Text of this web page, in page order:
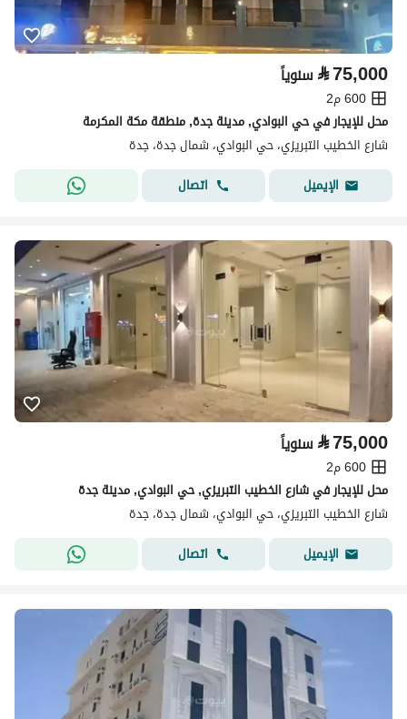
⃁75,000 سنوياً
600 م2
محل للإيجار في حي البوادي, مدينة جدة, منطقة مكة المكرمة
شارع الخطيب التبريزي، حي البوادي، شمال جدة، جدة
الإيميل
اتصال
⃁75,000 سنوياً
600 م2
محل للإيجار في شارع الخطيب التبريزي, حي البوادي, مدينة جدة
شارع الخطيب التبريزي، حي البوادي، شمال جدة، جدة
الإيميل
اتصال